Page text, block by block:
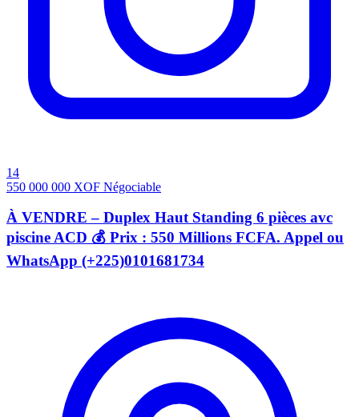
14
550 000 000 XOF Négociable
À VENDRE – Duplex Haut Standing 6 pièces avc
piscine ACD 💰 Prix : 550 Millions FCFA. Appel ou
WhatsApp (+225)0101681734